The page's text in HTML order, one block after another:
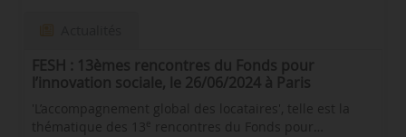
FESH : 13èmes rencontres du Fonds pour
l’innovation sociale, le 26/06/2024 à Paris
'L’accompagnement global des locataires', telle est la
thématique des 13
rencontres du Fonds pour…